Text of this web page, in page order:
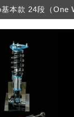
本款 24段（One